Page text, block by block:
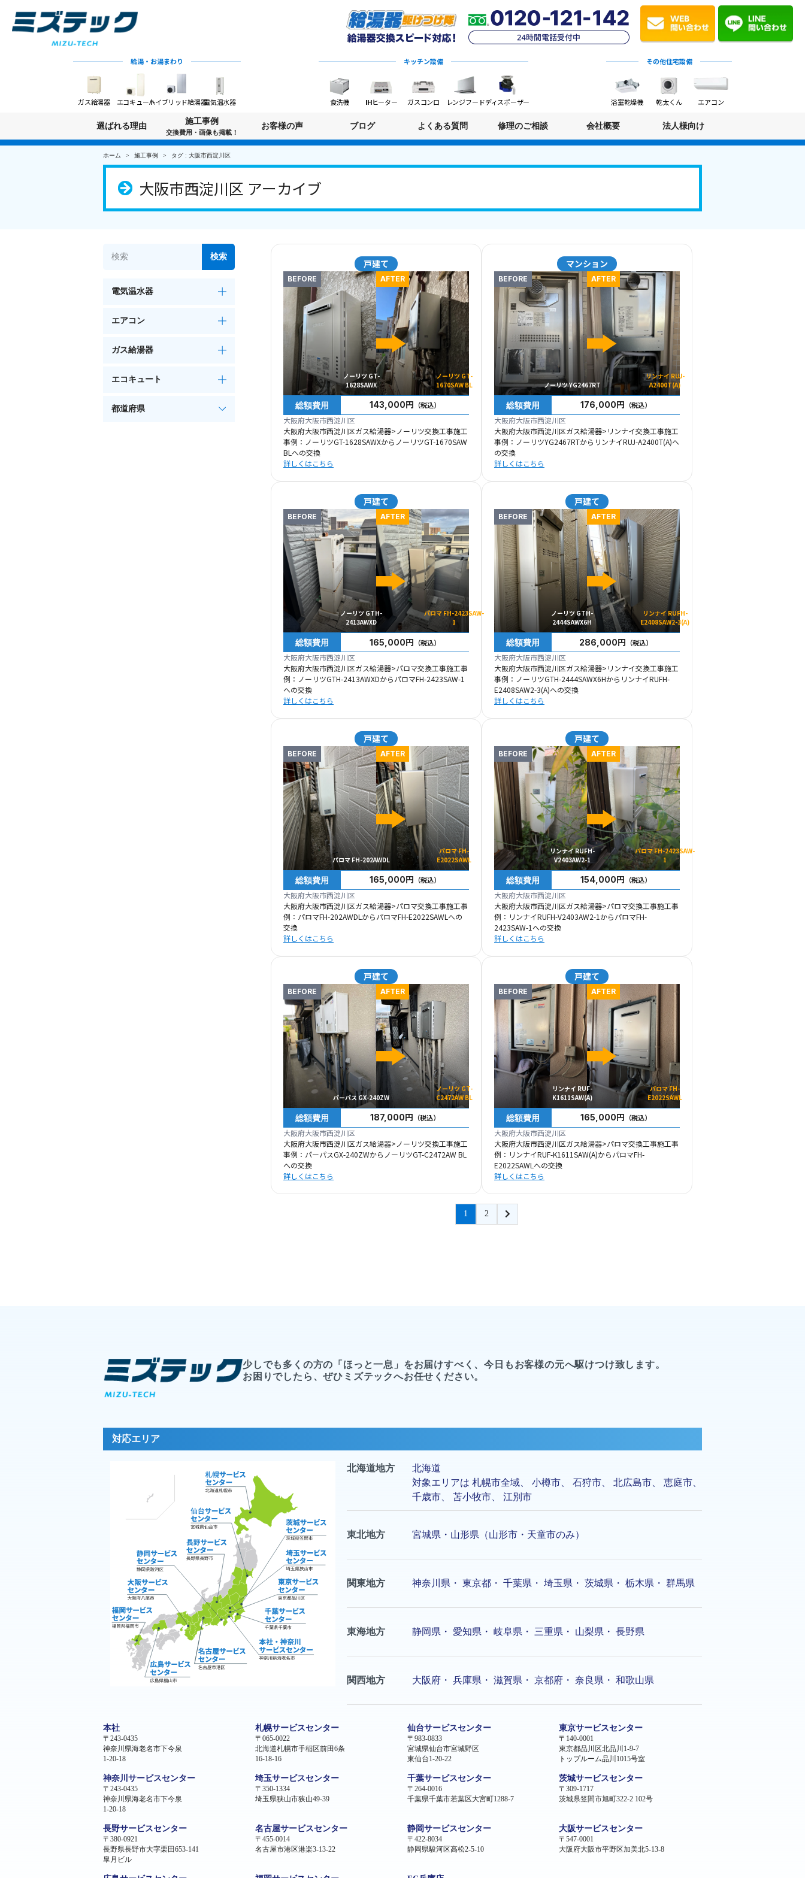
給湯・お湯まわり
ガス給湯器 エコキュートハイブリッド給湯器電気温水器
キッチン設備
食洗機 IHヒーター ガスコンロ レンジフードディスポーザー
その他住宅設備
浴室乾燥機 乾太くん エアコン
選ばれる理由
施工事例
交換費用・画像も掲載！
お客様の声 ブログ よくある質問 修理のご相談 会社概要 法人様向け
ホーム 施工事例 タグ : 大阪市西淀川区
大阪市西淀川区 アーカイブ
戸建て
BEFORE
ノーリツ GT-
1628SAWX
AFTER
ノーリツ GT-
1670SAW BL
総額費用 143,000円 （税込）
大阪府大阪市西淀川区
大阪府大阪市西淀川区ガス給湯器>ノーリツ交換工事施工
事例：ノーリツGT-1628SAWXからノーリツGT-1670SAW
BLへの交換
詳しくはこちら
マンション
BEFORE
ノーリツ YG2467RT
AFTER
リンナイ RUJ-
A2400T(A)
総額費用 176,000円 （税込）
大阪府大阪市西淀川区
大阪府大阪市西淀川区ガス給湯器>リンナイ交換工事施工
事例：ノーリツYG2467RTからリンナイRUJ-A2400T(A)へ
の交換
詳しくはこちら
戸建て
BEFORE
ノーリツ GTH-
2413AWXD
AFTER
パロマ FH-2423SAW-
1
総額費用 165,000円 （税込）
大阪府大阪市西淀川区
大阪府大阪市西淀川区ガス給湯器>パロマ交換工事施工事
例：ノーリツGTH-2413AWXDからパロマFH-2423SAW-1
への交換
詳しくはこちら
戸建て
BEFORE
ノーリツ GTH-
2444SAWX6H
AFTER
リンナイ RUFH-
E2408SAW2-3(A)
総額費用 286,000円 （税込）
大阪府大阪市西淀川区
大阪府大阪市西淀川区ガス給湯器>リンナイ交換工事施工
事例：ノーリツGTH-2444SAWX6HからリンナイRUFH-
E2408SAW2-3(A)への交換
詳しくはこちら
戸建て
BEFORE
パロマ FH-202AWDL
AFTER
パロマ FH-
E2022SAWL
総額費用 165,000円 （税込）
大阪府大阪市西淀川区
大阪府大阪市西淀川区ガス給湯器>パロマ交換工事施工事
例：パロマFH-202AWDLからパロマFH-E2022SAWLへの
交換
詳しくはこちら
戸建て
BEFORE
リンナイ RUFH-
V2403AW2-1
AFTER
パロマ FH-2423SAW-
1
総額費用 154,000円 （税込）
大阪府大阪市西淀川区
大阪府大阪市西淀川区ガス給湯器>パロマ交換工事施工事
例：リンナイRUFH-V2403AW2-1からパロマFH-
2423SAW-1への交換
詳しくはこちら
戸建て
BEFORE
パーパス GX-240ZW
AFTER
ノーリツ GT-
C2472AW BL
総額費用 187,000円 （税込）
大阪府大阪市西淀川区
大阪府大阪市西淀川区ガス給湯器>ノーリツ交換工事施工
事例：パーパスGX-240ZWからノーリツGT-C2472AW BL
への交換
詳しくはこちら
戸建て
BEFORE
リンナイ RUF-
K1611SAW(A)
AFTER
パロマ FH-
E2022SAWL
総額費用 165,000円 （税込）
大阪府大阪市西淀川区
大阪府大阪市西淀川区ガス給湯器>パロマ交換工事施工事
例：リンナイRUF-K1611SAW(A)からパロマFH-
E2022SAWLへの交換
詳しくはこちら
1 2
電気温水器
エアコン
ガス給湯器
エコキュート
少しでも多くの方の「ほっと一息」をお届けすべく、今日もお客様の元へ駆けつけ致します。
お困りでしたら、ぜひミズテックへお任せください。
対応エリア
北海道地方
北海道
対象エリアは 札幌市全域、 小樽市 石狩市 北広島市 恵庭市
千歳市
苫小牧市 江別市
東北地方 宮城県・山形県（山形市・天童市のみ）
関東地方 神奈川県 ・ 東京都 ・ 千葉県 ・ 埼玉県 ・ 茨城県 ・ 栃木県 ・ 群馬県
東海地方 静岡県 ・ 愛知県 ・ 岐阜県 ・ 三重県 ・ 山梨県 ・ 長野県
関西地方 大阪府 ・ 兵庫県 ・ 滋賀県 ・ 京都府 ・ 奈良県 ・ 和歌山県
本社
〒243-0435
神奈川県海老名市下今泉
1-20-18
札幌サービスセンター
〒065-0022
北海道札幌市手稲区前田6条
16-18-16
仙台サービスセンター
〒983-0833
宮城県仙台市宮城野区
東仙台1-20-22
東京サービスセンター
〒140-0001
東京都品川区北品川1-9-7
トップルーム品川1015号室
神奈川サービスセンター
〒243-0435
神奈川県海老名市下今泉
1-20-18
埼玉サービスセンター
〒350-1334
埼玉県狭山市狭山49-39
千葉サービスセンター
〒264-0016
千葉県千葉市若葉区大宮町1288-7
茨城サービスセンター
〒309-1717
茨城県笠間市旭町322-2 102号
長野サービスセンター
〒380-0921
長野県長野市大字栗田653-141
皐月ビル
名古屋サービスセンター
〒455-0014
名古屋市港区港楽3-13-22
静岡サービスセンター
〒422-8034
静岡県駿河区高松2-5-10
大阪サービスセンター
〒547-0001
大阪府大阪市平野区加美北5-13-8